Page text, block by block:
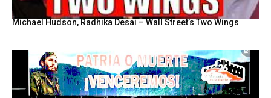
Michael Hudson, Radhika Desai – Wall Street’s Two Wings